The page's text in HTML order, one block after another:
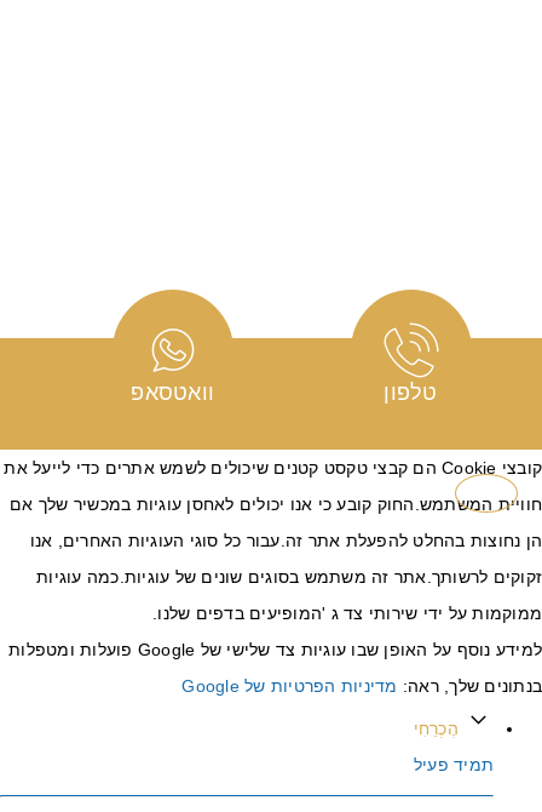
טלפון וואטסאפ
קובצי Cookie הם קבצי טקסט קטנים שיכולים לשמש אתרים כדי לייעל את
המשתמש.החוק קובע כי אנו יכולים לאחסן עוגיות במכשיר שלך אם
נחוצות בהחלט להפעלת אתר זה.עבור כל סוגי העוגיות האחרים, אנו
לרשותך.אתר זה משתמש בסוגים שונים של עוגיות.כמה עוגיות
על ידי שירותי צד ג 'המופיעים בדפים שלנו.
למידע נוסף על האופן שבו עוגיות צד שלישי של Google פועלות ומטפלות
שלך, ראה:מדיניות הפרטיות של Google
הֶכְרֵחִי
תמיד פעיל